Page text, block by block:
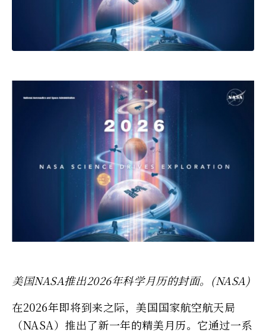
美国NASA推出2026年科学月历的封面。(NASA)
在2026年即将到来之际，美国国家航空航天局
（NASA）推出了新一年的精美月历。它通过一系